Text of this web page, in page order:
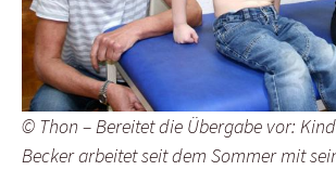
© Thon – Bereitet die Übergabe vor:
Becker arbeitet seit dem Sommer mit